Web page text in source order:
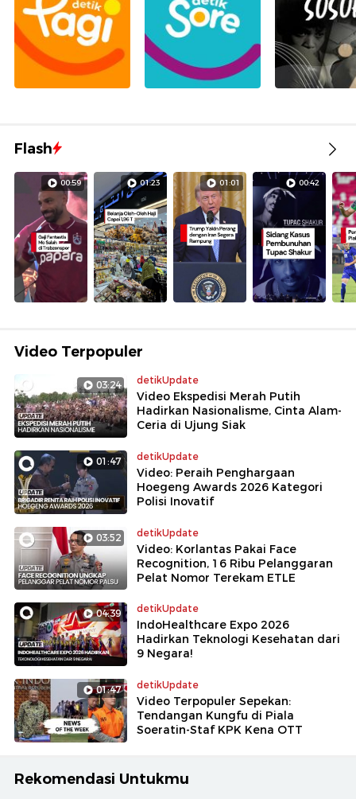
Flash
00:59 01:23 01:01 00:42
Video Terpopuler
03:24 detikUpdate
Video Ekspedisi Merah Putih
Hadirkan Nasionalisme, Cinta Alam-
Ceria di Ujung Siak
01:47 detikUpdate
Video: Peraih Penghargaan
Hoegeng Awards 2026 Kategori
Polisi Inovatif
03:52 detikUpdate
Video: Korlantas Pakai Face
Recognition, 16 Ribu Pelanggaran
Pelat Nomor Terekam ETLE
04:39 detikUpdate
IndoHealthcare Expo 2026
Hadirkan Teknologi Kesehatan dari
9 Negara!
01:47 detikUpdate
Video Terpopuler Sepekan:
Tendangan Kungfu di Piala
Soeratin-Staf KPK Kena OTT
Rekomendasi Untukmu